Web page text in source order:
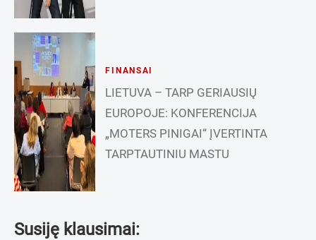
FINANSAI
LIETUVA – TARP GERIAUSIŲ
EUROPOJE: KONFERENCIJA
„MOTERS PINIGAI“ ĮVERTINTA
TARPTAUTINIU MASTU
Susiję klausimai: